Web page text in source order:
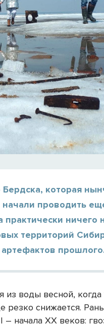
которая
проводить
практически ничего
территорий
из воды весной, когда
снижается.
начала XX веков: